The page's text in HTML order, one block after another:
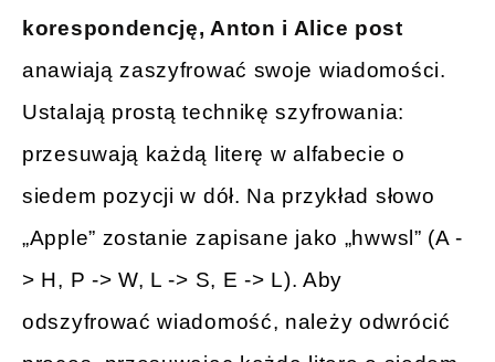
korespondencję, Anton i Alice post
anawiają zaszyfrować swoje wiadomości.
Ustalają prostą technikę szyfrowania:
przesuwają każdą literę w alfabecie o
siedem pozycji w dół. Na przykład słowo
„Apple” zostanie zapisane jako „hwwsl” (A -
> H, P -> W, L -> S, E -> L). Aby
odszyfrować wiadomość, należy odwrócić